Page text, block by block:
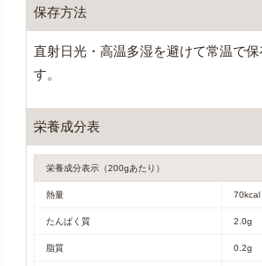
保存方法
直射日光・高温多湿を避けて常温で保
す。
栄養成分表
栄養成分表示（200gあたり）
熱量 70kcal
たんぱく質 2.0g
脂質 0.2g